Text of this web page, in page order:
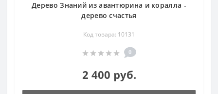
Дерево Знаний из авантюрина и коралла -
дерево счастья
Код товара: 10131
0
2 400 руб.